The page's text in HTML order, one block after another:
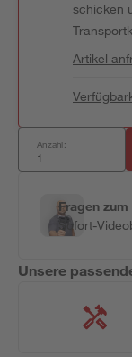
schicken
Artikel
Anzahl:
Fragen
Sofort-
Unsere